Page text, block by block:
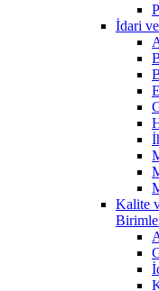
İdari
Kalite